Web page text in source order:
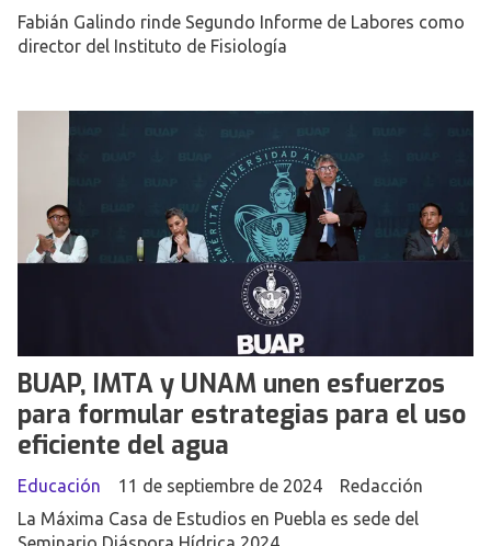
Fabián Galindo rinde Segundo Informe de Labores como
director del Instituto de Fisiología
BUAP, IMTA y UNAM unen esfuerzos
para formular estrategias para el uso
eficiente del agua
Redacción
Educación
11 de septiembre de 2024
La Máxima Casa de Estudios en Puebla es sede del